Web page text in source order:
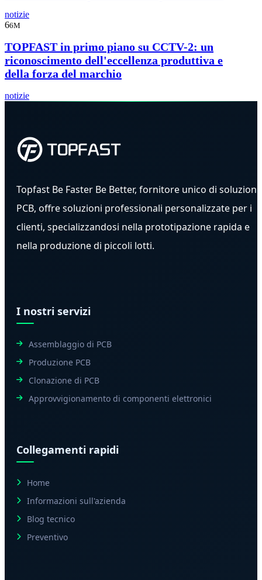
notizie
66M
TOPFAST in primo piano su CCTV-2: un
riconoscimento dell'eccellenza produttiva e
della forza del marchio
notizie
Topfast Be Faster Be Better, fornitore unico di soluzioni
PCB, offre soluzioni professionali personalizzate per i
clienti, specializzandosi nella prototipazione rapida e
nella produzione di piccoli lotti.
I nostri servizi
Assemblaggio di PCB
Produzione PCB
Clonazione di PCB
Approvvigionamento di componenti elettronici
Collegamenti rapidi
Home
Informazioni sull'azienda
Blog tecnico
Preventivo